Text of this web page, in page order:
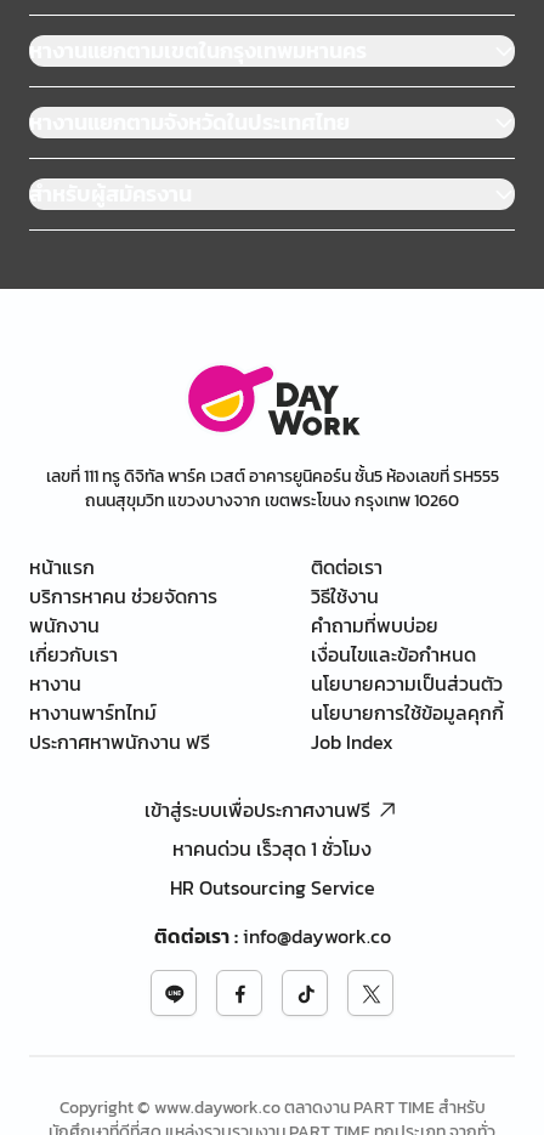
หางานแยกตามเขตในกรุงเทพมหานคร
หางานแยกตามจังหวัดในประเทศไทย
สำหรับผู้สมัครงาน
เลขที่ 111 ทรู ดิจิทัล พาร์ค เวสต์ อาคารยูนิคอร์น ชั้น5 ห้องเลขที่ SH555
ถนนสุขุมวิท แขวงบางจาก เขตพระโขนง กรุงเทพ 10260
หน้าแรก
บริการหาคน ช่วยจัดการ
พนักงาน
เกี่ยวกับเรา
หางาน
หางานพาร์ทไทม์
ประกาศหาพนักงาน ฟรี
ติดต่อเรา
วิธีใช้งาน
คำถามที่พบบ่อย
เงื่อนไขและข้อกำหนด
นโยบายความเป็นส่วนตัว
นโยบายการใช้ข้อมูลคุกกี้
Job Index
เข้าสู่ระบบเพื่อประกาศงานฟรี
หาคนด่วน เร็วสุด 1 ชั่วโมง
HR Outsourcing Service
ติดต่อเรา:info@daywork.co
Copyright © www.daywork.co ตลาดงาน PART TIME สำหรับ